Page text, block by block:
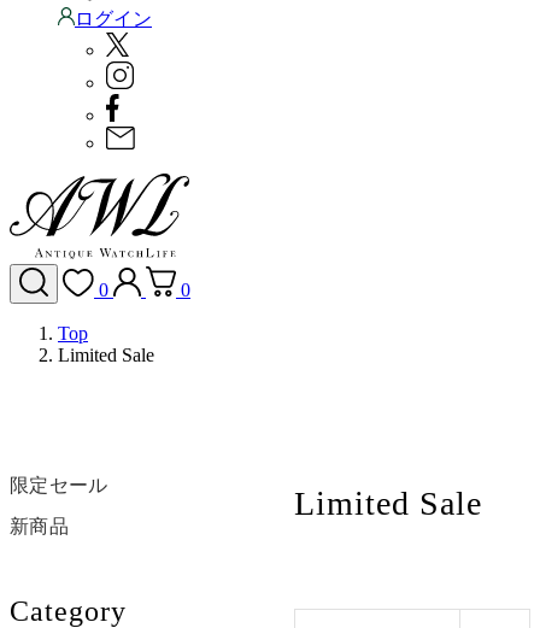
ログイン
0 0
Top
Limited Sale
Limited Sale
限定セール
新商品
Category